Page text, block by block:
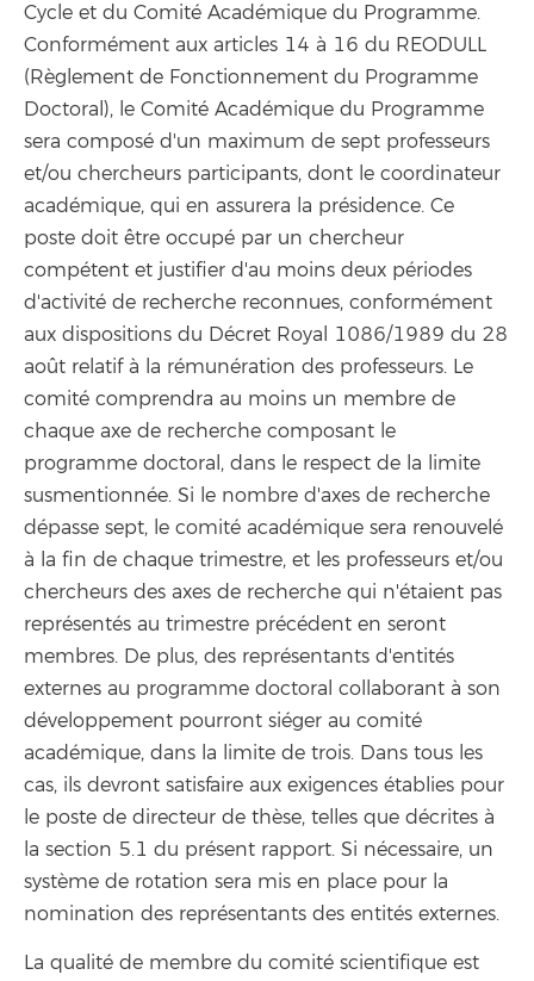
Cycle et du Comité Académique du Programme.
Conformément aux articles 14 à 16 du REODULL
(Règlement de Fonctionnement du Programme
Doctoral), le Comité Académique du Programme
sera composé d'un maximum de sept professeurs
et/ou chercheurs participants, dont le coordinateur
académique, qui en assurera la présidence. Ce
poste doit être occupé par un chercheur
compétent et justifier d'au moins deux périodes
d'activité de recherche reconnues, conformément
aux dispositions du Décret Royal 1086/1989 du 28
août relatif à la rémunération des professeurs. Le
comité comprendra au moins un membre de
chaque axe de recherche composant le
programme doctoral, dans le respect de la limite
susmentionnée. Si le nombre d'axes de recherche
dépasse sept, le comité académique sera renouvelé
à la fin de chaque trimestre, et les professeurs et/ou
chercheurs des axes de recherche qui n'étaient pas
représentés au trimestre précédent en seront
membres. De plus, des représentants d'entités
externes au programme doctoral collaborant à son
développement pourront siéger au comité
académique, dans la limite de trois. Dans tous les
cas, ils devront satisfaire aux exigences établies pour
le poste de directeur de thèse, telles que décrites à
la section 5.1 du présent rapport. Si nécessaire, un
système de rotation sera mis en place pour la
nomination des représentants des entités externes.
La qualité de membre du comité scientifique est